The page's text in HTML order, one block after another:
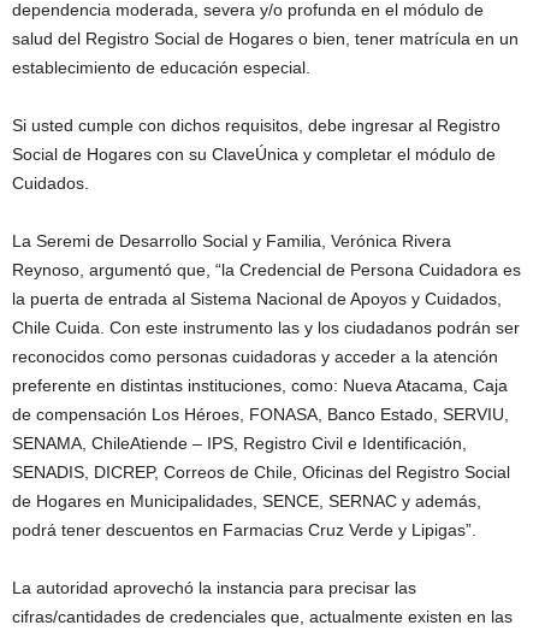
dependencia moderada, severa y/o profunda en el módulo de
salud del Registro Social de Hogares o bien, tener matrícula en un
establecimiento de educación especial.
Si usted cumple con dichos requisitos, debe ingresar al Registro
Social de Hogares con su ClaveÚnica y completar el módulo de
Cuidados.
La Seremi de Desarrollo Social y Familia, Verónica Rivera
Reynoso, argumentó que, “la Credencial de Persona Cuidadora es
la puerta de entrada al Sistema Nacional de Apoyos y Cuidados,
Chile Cuida. Con este instrumento las y los ciudadanos podrán ser
reconocidos como personas cuidadoras y acceder a la atención
preferente en distintas instituciones, como: Nueva Atacama, Caja
de compensación Los Héroes, FONASA, Banco Estado, SERVIU,
SENAMA, ChileAtiende – IPS, Registro Civil e Identificación,
SENADIS, DICREP, Correos de Chile, Oficinas del Registro Social
de Hogares en Municipalidades, SENCE, SERNAC y además,
podrá tener descuentos en Farmacias Cruz Verde y Lipigas”.
La autoridad aprovechó la instancia para precisar las
cifras/cantidades de credenciales que, actualmente existen en las